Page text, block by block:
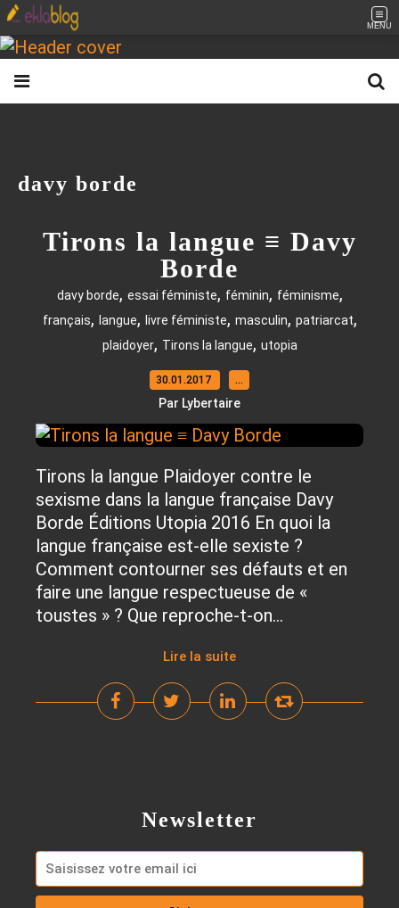
MENU
davy borde
Tirons la langue ≡ Davy
Borde
davy borde, essai féministe, féminin, féminisme,
français, langue, livre féministe, masculin, patriarcat,
plaidoyer, Tirons la langue, utopia
30.01.2017 …
Par Lybertaire
Tirons la langue Plaidoyer contre le
sexisme dans la langue française Davy
Borde Éditions Utopia 2016 En quoi la
langue française est-elle sexiste ?
Comment contourner ses défauts et en
faire une langue respectueuse de «
toustes » ? Que reproche-t-on...
Lire la suite
Newsletter